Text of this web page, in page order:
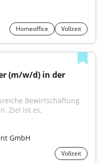
Homeoffice Vollzeit
Bewirtschaftung
Ziel ist es,
GmbH
Vollzeit